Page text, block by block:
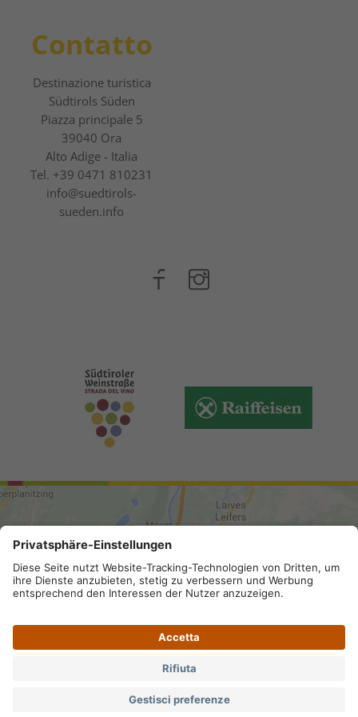
Contatto
Destinazione turistica
Südtirols Süden
Piazza principale 5
39040 Ora
Alto Adige - Italia
Tel. +39 0471 810231
info@suedtirols-
sueden.info
ARRIVO
Credits . Privacy
A4RZ960